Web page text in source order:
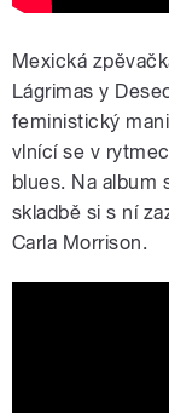
Mexická
Lágrimas y
feministický
vlnící se v
blues. Na album
skladbě si s ní
Carla Morrison.